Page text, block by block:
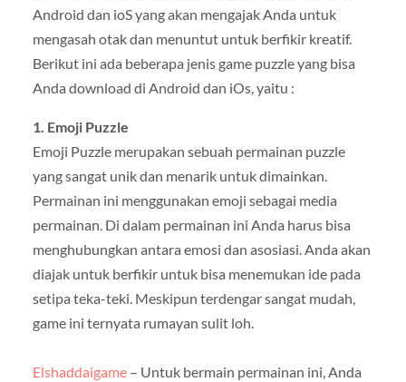
Android dan ioS yang akan mengajak Anda untuk
mengasah otak dan menuntut untuk berfikir kreatif.
Berikut ini ada beberapa jenis game puzzle yang bisa
Anda download di Android dan iOs, yaitu :
1. Emoji Puzzle
Emoji Puzzle merupakan sebuah permainan puzzle
yang sangat unik dan menarik untuk dimainkan.
Permainan ini menggunakan emoji sebagai media
permainan. Di dalam permainan ini Anda harus bisa
menghubungkan antara emosi dan asosiasi. Anda akan
diajak untuk berfikir untuk bisa menemukan ide pada
setipa teka-teki. Meskipun terdengar sangat mudah,
game ini ternyata rumayan sulit loh.
Elshaddaigame– Untuk bermain permainan ini, Anda